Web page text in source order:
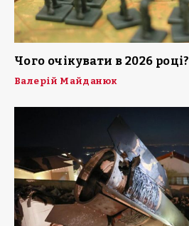
Чого очікувати в 2026 році?
Валерій Майданюк